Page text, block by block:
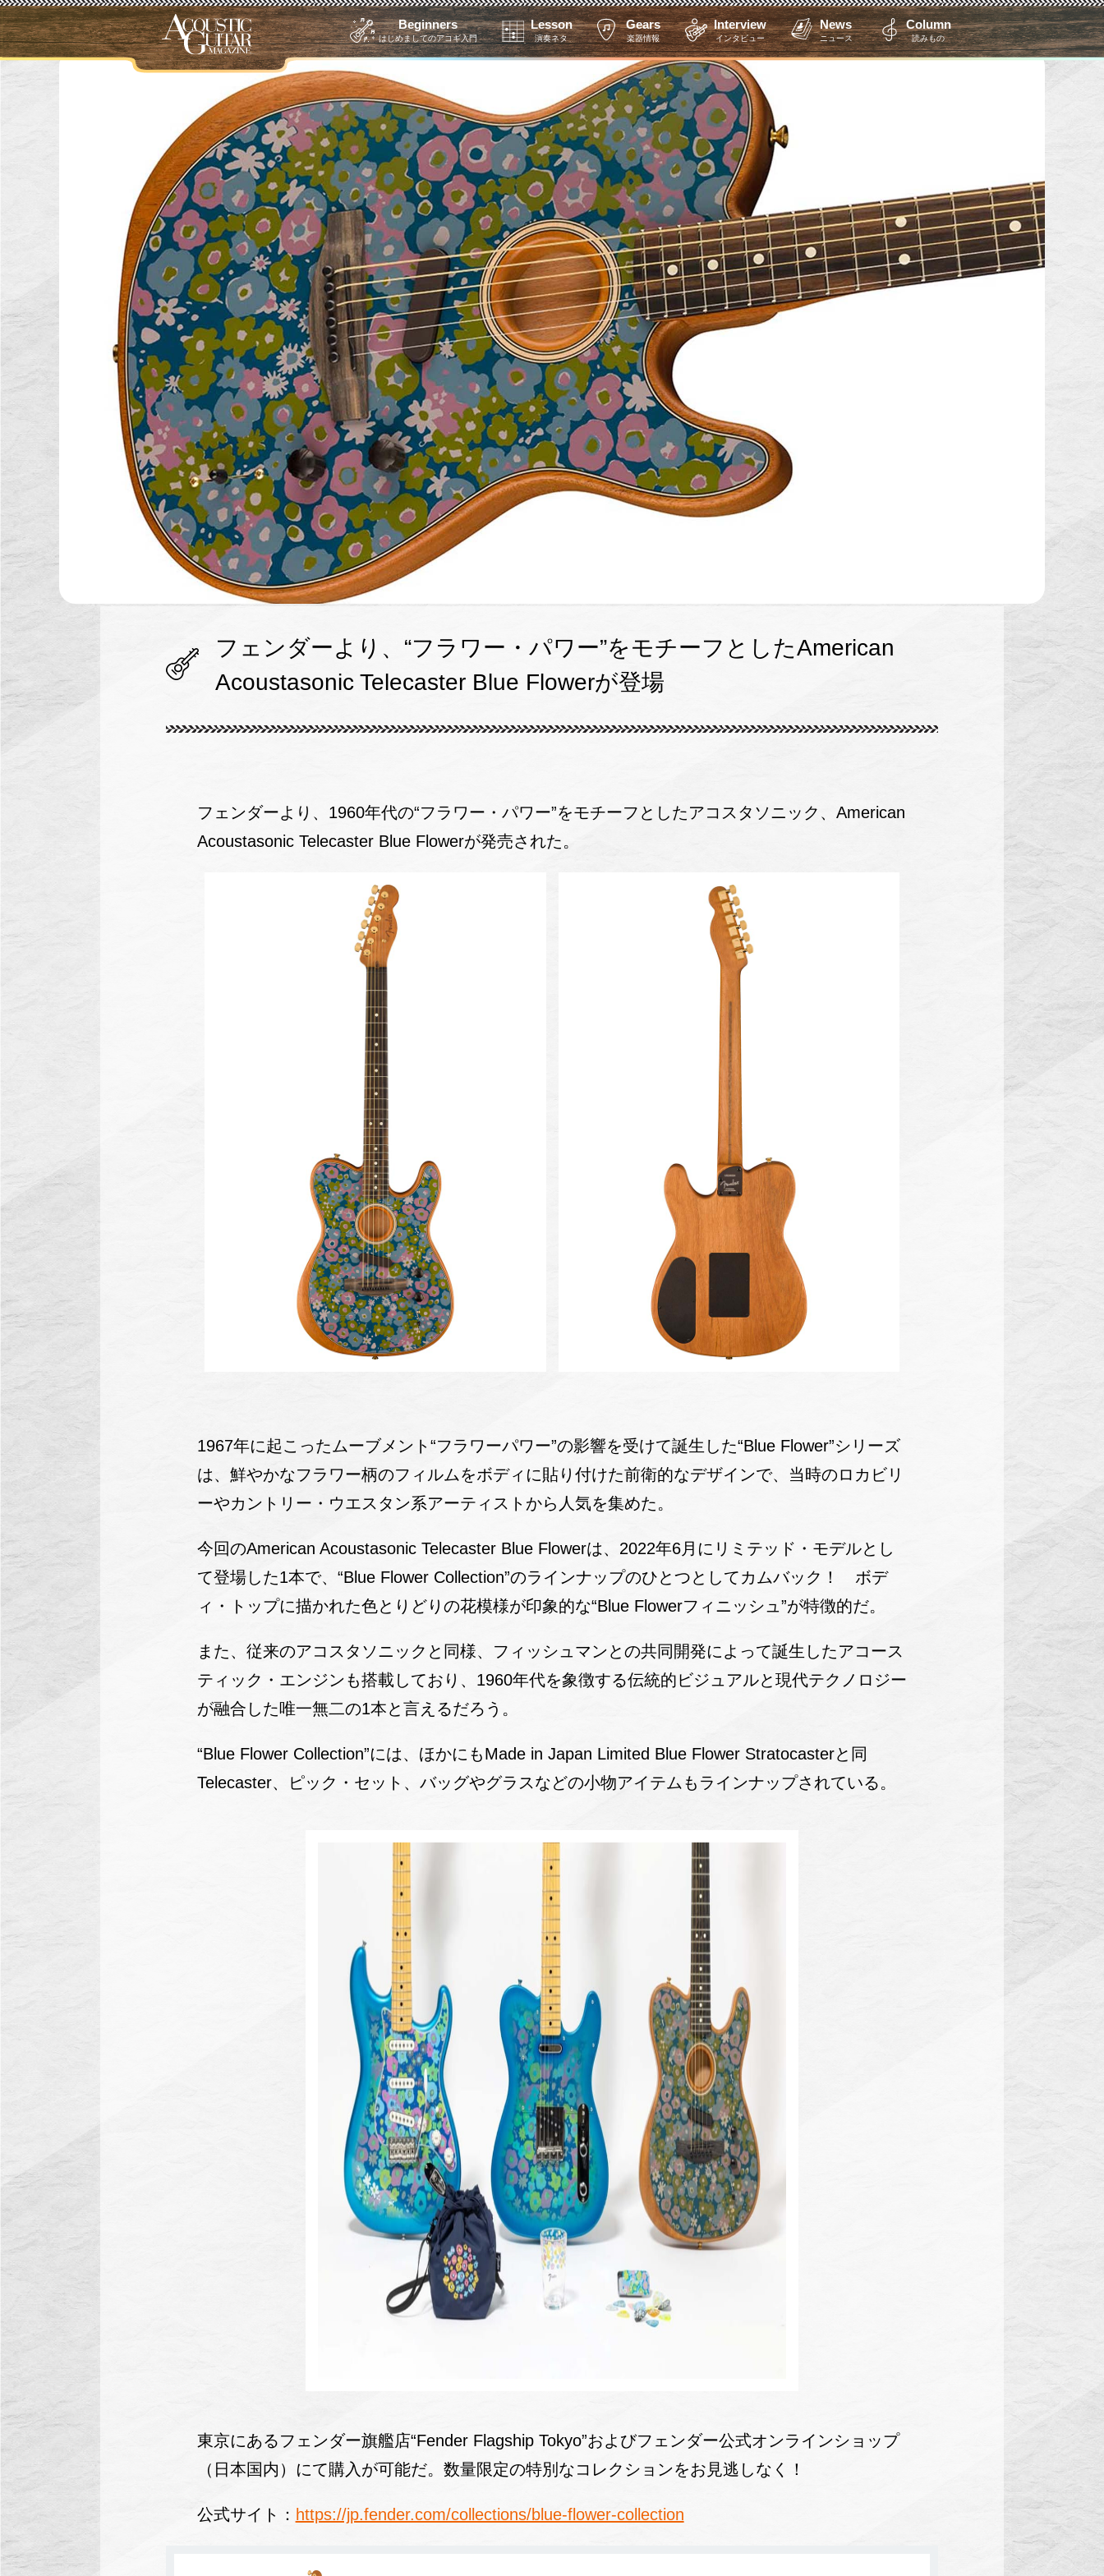
Beginners
はじめましてのアコギ入門
Lesson
演奏ネタ
Gears
楽器情報
Interview
インタビュー
News
ニュース
Column
読みもの
フェンダーより、“フラワー・パワー”をモチーフとしたAmerican
Acoustasonic Telecaster Blue Flowerが登場
フェンダーより、1960年代の“フラワー・パワー”をモチーフとしたアコスタソニック、American
Acoustasonic Telecaster Blue Flowerが発売された。
1967年に起こったムーブメント“フラワーパワー”の影響を受けて誕生した“Blue Flower”シリーズ
は、鮮やかなフラワー柄のフィルムをボディに貼り付けた前衛的なデザインで、当時のロカビリ
ーやカントリー・ウエスタン系アーティストから人気を集めた。
今回のAmerican Acoustasonic Telecaster Blue Flowerは、2022年6月にリミテッド・モデルとし
て登場した1本で、“Blue Flower Collection”のラインナップのひとつとしてカムバック！ ボデ
ィ・トップに描かれた色とりどりの花模様が印象的な“Blue Flowerフィニッシュ”が特徴的だ。
また、従来のアコスタソニックと同様、フィッシュマンとの共同開発によって誕生したアコース
ティック・エンジンも搭載しており、1960年代を象徴する伝統的ビジュアルと現代テクノロジー
が融合した唯一無二の1本と言えるだろう。
“Blue Flower Collection”には、ほかにもMade in Japan Limited Blue Flower Stratocasterと同
Telecaster、ピック・セット、バッグやグラスなどの小物アイテムもラインナップされている。
東京にあるフェンダー旗艦店“Fender Flagship Tokyo”およびフェンダー公式オンラインショップ
（日本国内）にて購入が可能だ。数量限定の特別なコレクションをお見逃しなく！
公式サイト： https://jp.fender.com/collections/blue-flower-collection